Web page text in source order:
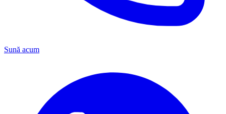
Sună acum